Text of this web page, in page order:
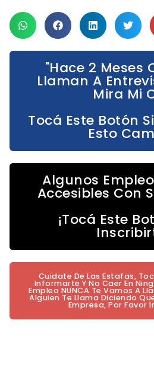
"Hace 2 Meses
Llaman A
Mira Mi
Tocá Este Botón
Esto
Algunos
Accesibles Con
¡Tocá Este
Cuidate De Las Estafas,
Informarte Y No Caer En
Empleo NUNCA Te Vamos A
Alguien Te Llama Diciendo
Empresa, Por Favor